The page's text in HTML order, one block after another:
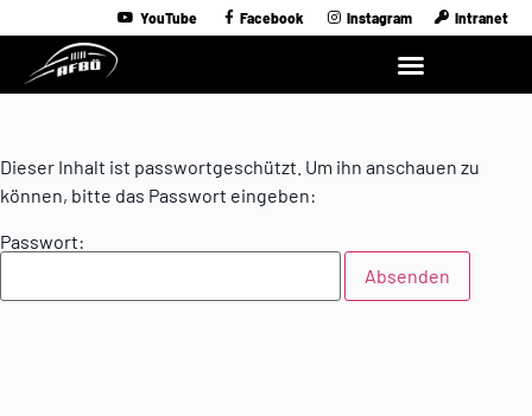
YouTube Facebook Instagram Intranet
Dieser Inhalt ist passwortgeschützt. Um ihn anschauen zu
können, bitte das Passwort eingeben:
Passwort: